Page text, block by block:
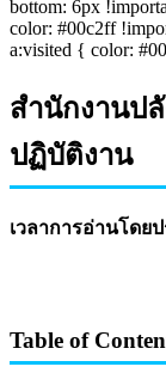
bottom: 6px
color: #00c2ff
a:visited { color:
สำนักงานป
ปฏิบัติงาน
เวลาการอ่านโด
Table of